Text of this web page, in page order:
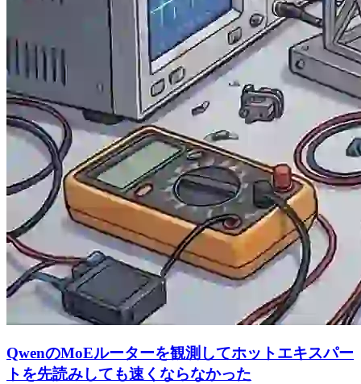
QwenのMoEルーターを観測してホットエキスパー
トを先読みしても速くならなかった